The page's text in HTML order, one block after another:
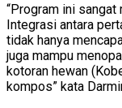
“Program ini
Integrasi antara
tidak hanya
juga mampu
kotoran hewan
kompos” kata